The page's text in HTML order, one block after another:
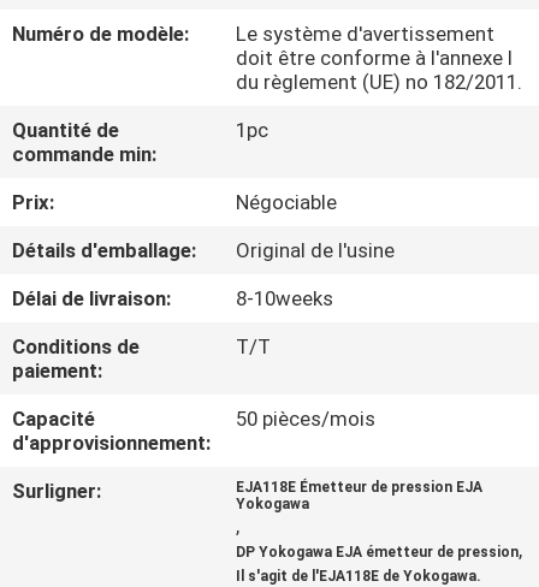
NOUS
VISITE
DE
L'USINE
CONTRÔLE
DE
LA
QUALITÉ
NOUS
Numéro de modèle:
Le système d'avertissement
doit être conforme à l'annexe I
du règlement (UE) no 182/2011.
Quantité de
commande min:
1pc
Prix:
Négociable
Détails d'emballage:
Original de l'usine
Délai de livraison:
8-10weeks
Conditions de
paiement:
T/T
Capacité
d'approvisionnement:
50 pièces/mois
Surligner:
EJA118E Émetteur de pression EJA
Yokogawa
,
DP Yokogawa EJA émetteur de pression,
Il s'agit de l'EJA118E de Yokogawa.